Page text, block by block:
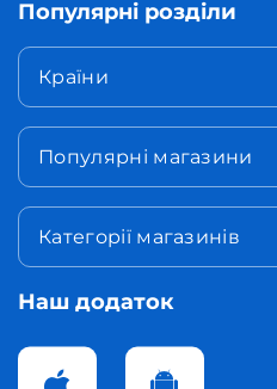
Популярні розділи
Країни
Популярні магазини
Категорії магазинів
Наш додаток